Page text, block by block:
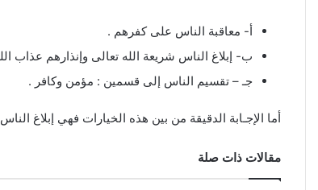
أ- معاقبة الناس على كفرهم .
ب- إبلاغ الناس شريعة الله تعالى وإنذارهم عذاب
جـ – تقسيم الناس إلى قسمين : مؤمن وكافر .
أما الإجـابة الدقيقة من بين هذه الخيارات فهي إبلاغ
مقالات ذات صلة